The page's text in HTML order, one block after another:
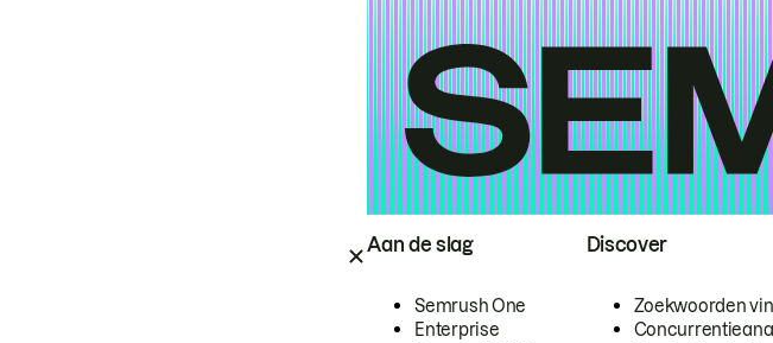
Aan de slag
Semrush One
Enterprise
Discover
Zoekwoorden